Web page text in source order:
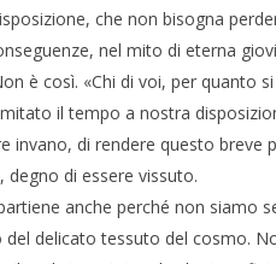
che non bisogna
nel mito di eterna
è così. «Chi di voi, per quanto
il tempo a nostra
invano, di rendere questo
degno di essere vissuto.
anche perché non siamo
del delicato tessuto del cosmo.